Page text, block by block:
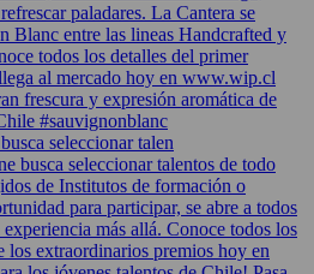
seleccionar talen